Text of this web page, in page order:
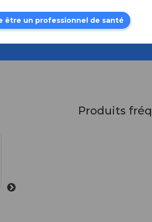
Produits
être un professionnel de santé